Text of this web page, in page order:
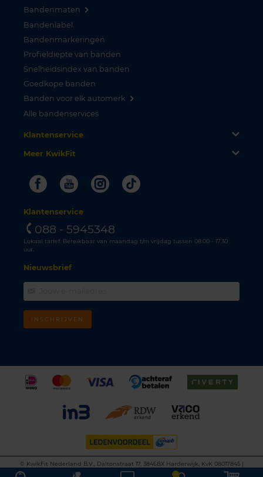
Bandenmaten
Bandenlabel
Bandenmarkeringen
Profieldiepte van banden
Snelheidsindex van banden
Goedkope banden
Banden voor elk automerk
Alle bandenservices
Klantenservice
Meer KwikFit
FacebookYoutubeInstagram
Tiktok
Klantenservice
088 - 5945348
Lokaal tarief. Bereikbaar van maandag t/m vrijdag tussen 08.00 - 17.30
uur.
Nieuwsbrief
INSCHRIJVEN
©
KwikFit Nederland B.V., Daltonstraat 17, 3846BX Harderwijk, KvK 08017845 |
Algemene voorwaarden
Privacyverklaring Cookiebeleid Disclaimer